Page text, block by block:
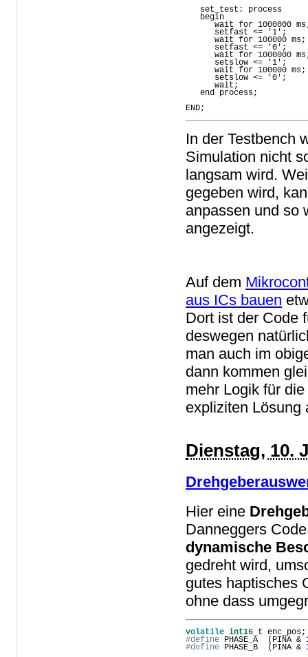
set_test: process
begin
wait for 1000000
setfast <= '1';
wait for 100000 ms;
setfast <= '0';
wait for 1000000
setslow <= '1';
wait for 100000 ms;
setslow <= '0';
wait;
end process;
END;
In der Testbench
Simulation nicht
langsam wird.
gegeben wird,
anpassen und so
angezeigt.
Auf dem
aus ICs bauen
Dort ist der Code
deswegen
man auch im
dann kommen
mehr Logik für
expliziten Lösung
Dienstag, 10.
Hier eine
Danneggers
dynamische
gedreht wird,
gutes haptisches
ohne dass
volatile int16_t
#define PHASE_A  (PINA &
#define PHASE_B  (PINA &